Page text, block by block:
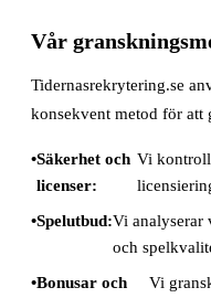
Vår
Tidernasrekrytering.se
konsekvent metod för att
Säkerhet och
licenser:
Vi
Spelutbud:Vi analyserar
och
Bonusar och
Vi